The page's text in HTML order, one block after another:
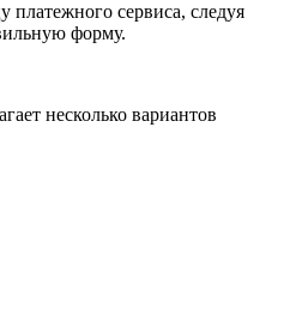
платежного сервиса, следуя
форму.
несколько вариантов